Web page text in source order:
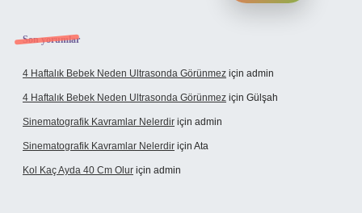
Son yorumlar
4 Haftalık Bebek Neden Ultrasonda Görünmez için admin
4 Haftalık Bebek Neden Ultrasonda Görünmez için Gülşah
Sinematografik Kavramlar Nelerdir için admin
Sinematografik Kavramlar Nelerdir için Ata
Kol Kaç Ayda 40 Cm Olur için admin